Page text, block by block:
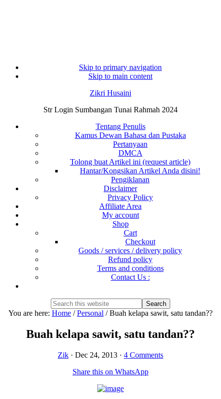
Skip to primary navigation
Skip to main content
Zikri Husaini
Str Login Sumbangan Tunai Rahmah 2024
Tentang Penulis
Kamus Dewan Bahasa dan Pustaka
Pertanyaan
DMCA
Tolong buat Artikel ini (request article)
Hantar/Kongsikan Artikel Anda disini!
Pengiklanan
Disclaimer
Privacy Policy
Affiliate Area
My account
Shop
Cart
Checkout
Goods / services / delivery policy
Refund policy
Terms and conditions
Contact Us :
Search
this
Hide
You are here: Home / Personal /Buah kelapa sawit, satu tandan??
Buah kelapa sawit, satu tandan??
Zik · Dec 24, 2013 · 4 Comments
Share this on WhatsApp